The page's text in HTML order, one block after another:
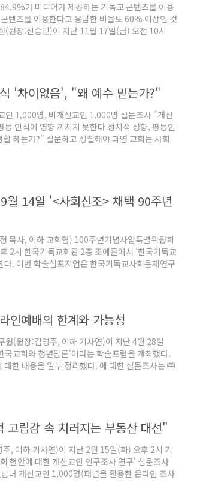
가 미디어가 제공하는 기독교 콘텐츠를 이용
텐츠를 이용한다고 응답한 비율도 60% 이상인 것
(원장:신승민)이 지난 11월 17일(금) 오전 10시
울여대 교수), 유지윤 박사(아신대 교수), 이성민
명을 대상..
'차이없음', "왜 예수 믿는가?"
인 1,000명, 비개신교인 1,000명 설문조사 "개신
인식에 영향 끼치지 못한다 정치적 성향, 평등인
하는가?" 질문하고 성찰해야 과연 교회는 사회
)으로 나타났다. 또한 정치와 경제 사회분야의 평
면 예수 그리스도를 믿..
월 14일 '<사회신조> 채택 90주년
목사, 이하 교회협) 100주년기념사업특별위원회
2시 한국기독교회관 2층 조에홀에서 '한국기독교
. 이번 학술심포지엄은 한국기독교사회문제연구
지 현실 속에 직면한 다양한 사회문제들을 극복하
년을 맞아 역사적 가치를 재발견하고, 오늘에 계
하고자 마련했다"라고 취지를..
인예배의 한계와 가능성
(원장:김영주, 이하 기사연)이 지난 4월 28일
교회와 청년담론'이라는 학술포럼을 개최했다.
한 내용을 일부 정리했다. 에 대한 설문조사는 ㈜
진행됐으며, 표본오차는 95% 신뢰수준에서
결망 ..
립감 속 치러지는 부동산 대선"
, 이하 기사연)이 지난 2월 15일(화) 오후 2시 기
현안에 대한 개신교인 인구조사 연구' 설문조사
녀 개신교인 1,000명(패널을 활용한 온라인 조사
대한 인식을 조사했다. 표본오차는 95% 신뢰수